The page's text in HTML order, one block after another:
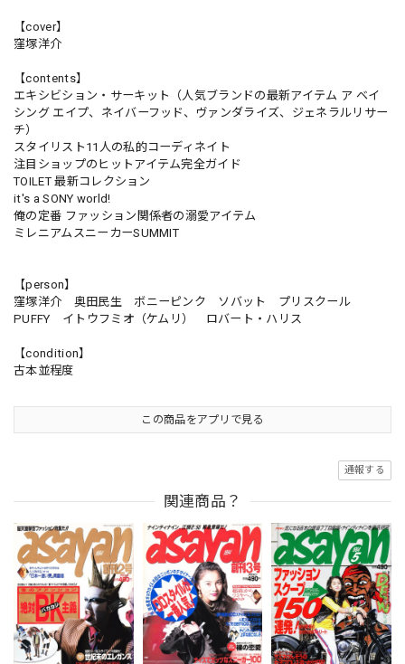
【cover】
窪塚洋介
【contents】
エキシビション・サーキット（人気ブランドの最新アイテム ア ベイ
シング エイプ、ネイバーフッド、ヴァンダライズ、ジェネラルリサー
チ）
スタイリスト11人の私的コーディネイト
注目ショップのヒットアイテム完全ガイド
TOILET 最新コレクション
it's a SONY world!
俺の定番 ファッション関係者の溺愛アイテム
ミレニアムスニーカーSUMMIT
【person】
窪塚洋介 奥田民生 ボニーピンク ソバット プリスクール
PUFFY イトウフミオ（ケムリ） ロバート・ハリス
【condition】
古本並程度
この商品をアプリで見る
通報する
関連商品？